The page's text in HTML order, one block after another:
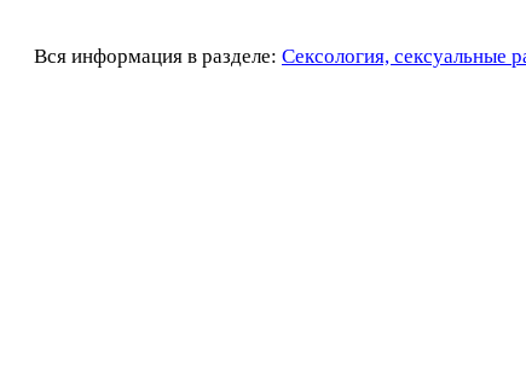
Вся информация в разделе: Сексология, сексуальные